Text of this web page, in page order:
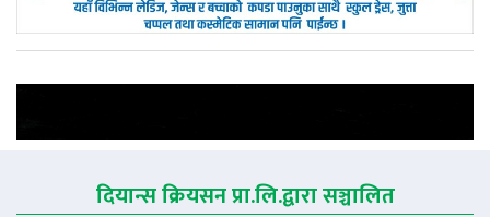
दियान्स क्रियसन प्रा.लि.द्वारा सञ्चालित